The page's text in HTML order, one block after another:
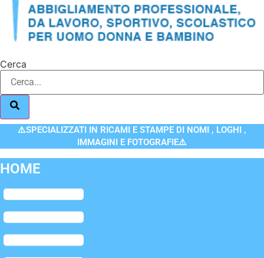
Cerca
⚠️SPECIALIZZATI IN RICAMI E STAMPE DI NOMI , LOGHI ,
IMMAGINI E FOTOGRAFIE⚠️
HOME
Flyout
Menu